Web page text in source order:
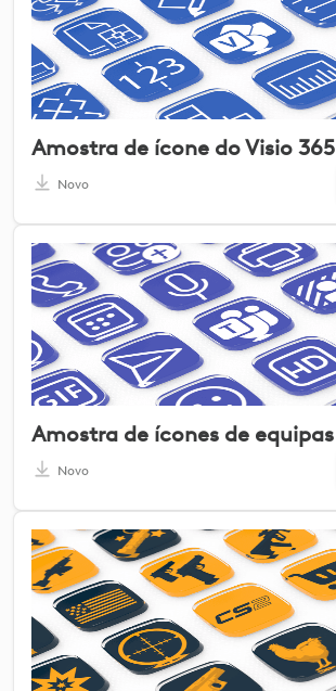
Amostra de ícone do Visio 365
Novo
Amostra de ícones de equipas
Novo